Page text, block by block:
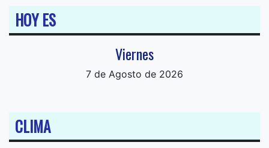
HOY ES
Viernes
7 de Agosto de 2026
CLIMA